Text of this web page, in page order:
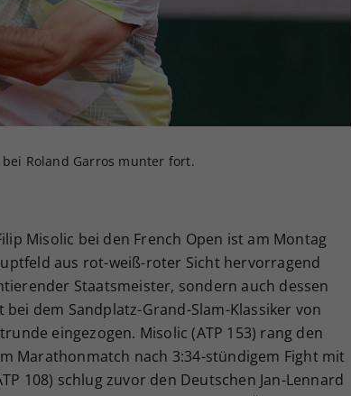
Roland Garros munter fort.
Misolic bei den French Open ist am Montag
aus rot-weiß-roter Sicht hervorragend
Staatsmeister, sondern auch dessen
dem Sandplatz-Grand-Slam-Klassiker von
eingezogen. Misolic (ATP 153) rang den
Marathonmatch nach 3:34-stündigem Fight mit
108) schlug zuvor den Deutschen Jan-Lennard
Ihrer vorgenommen Einstellungen, falls der
Webseiten-Betreiber dies eingestellt hat.